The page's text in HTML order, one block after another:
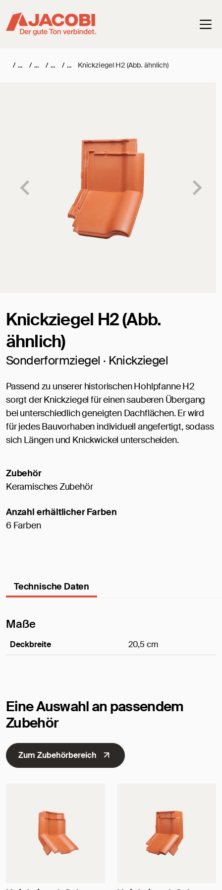
/ / / / Knickziegel H2 (Abb. ähnlich)
Knickziegel H2 (Abb.
ähnlich)
Sonderformziegel · Knickziegel
Passend zu unserer historischen Hohlpfanne H2
sorgt der Knickziegel für einen sauberen Übergang
bei unterschiedlich geneigten Dachflächen. Er wird
für jedes Bauvorhaben individuell angefertigt, sodass
sich Längen und Knickwickel unterscheiden.
Zubehör
Keramisches Zubehör
Anzahl erhältlicher Farben
6 Farben
Technische Daten
Maße
Deckbreite 20,5 cm
Eine Auswahl an passendem
Zubehör
Zum Zubehörbereich